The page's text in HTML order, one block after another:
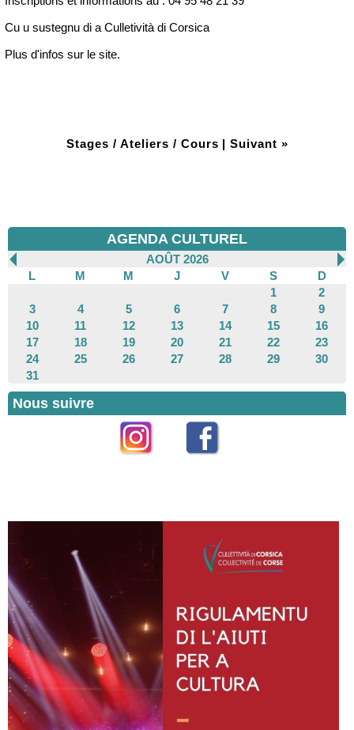
Cu u sustegnu di a Culletività di Corsica
Plus d'infos sur le site.
Stages / Ateliers / Cours | Suivant »
AGENDA CULTUREL
AOÛT 2026
L
M M J V S
D
1
2
3
4 5 6 7 8
9
10
11 12 13 14 15
16
17
18 19 20 21 22
23
24
25 26 27 28 29
30
31
Nous suivre